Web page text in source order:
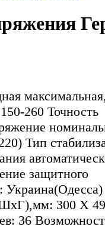
260 Точность
Тип
защитного
Украина(Одесса)
300 X
36